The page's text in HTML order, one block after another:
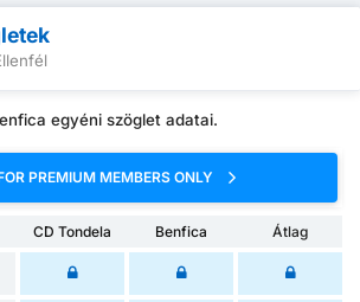
egyéni szöglet adatai.
PREMIUM MEMBERS ONLY
CD Tondela Benfica
Átlag